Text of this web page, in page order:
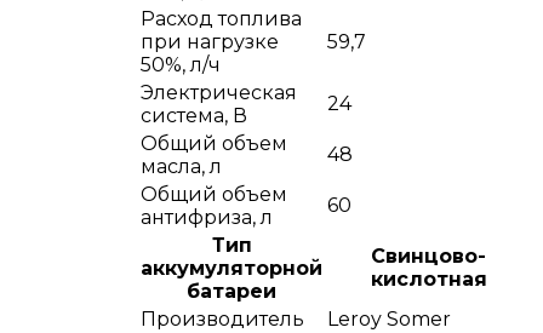
Расход топлива
при нагрузке
50%, л/ч
59,7
Электрическая
система, В
24
Общий объем
масла, л
48
Общий объем
антифриза, л
60
Тип
аккумуляторной
батареи
Cвинцово-
кислотная
Производитель
Leroy Somer